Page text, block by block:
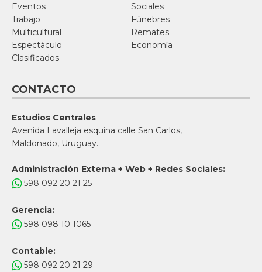
Eventos
Sociales
Trabajo
Fúnebres
Multicultural
Remates
Espectáculo
Economía
Clasificados
CONTACTO
Estudios Centrales
Avenida Lavalleja esquina calle San Carlos,
Maldonado, Uruguay.
Administración Externa + Web + Redes Sociales:
598 092 20 21 25
Gerencia:
598 098 10 1065
Contable:
598 092 20 21 29